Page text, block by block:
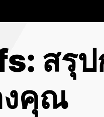
สรุป
งคุณ